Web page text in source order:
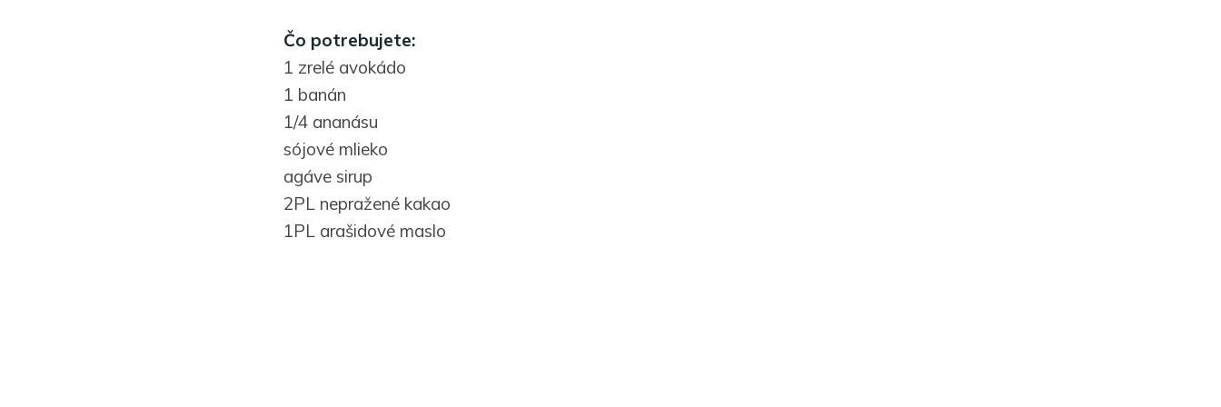
Čo potrebujete:
1 zrelé avokádo
1 banán
1/4 ananásu
sójové mlieko
agáve sirup
2PL nepražené kakao
1PL arašidové maslo